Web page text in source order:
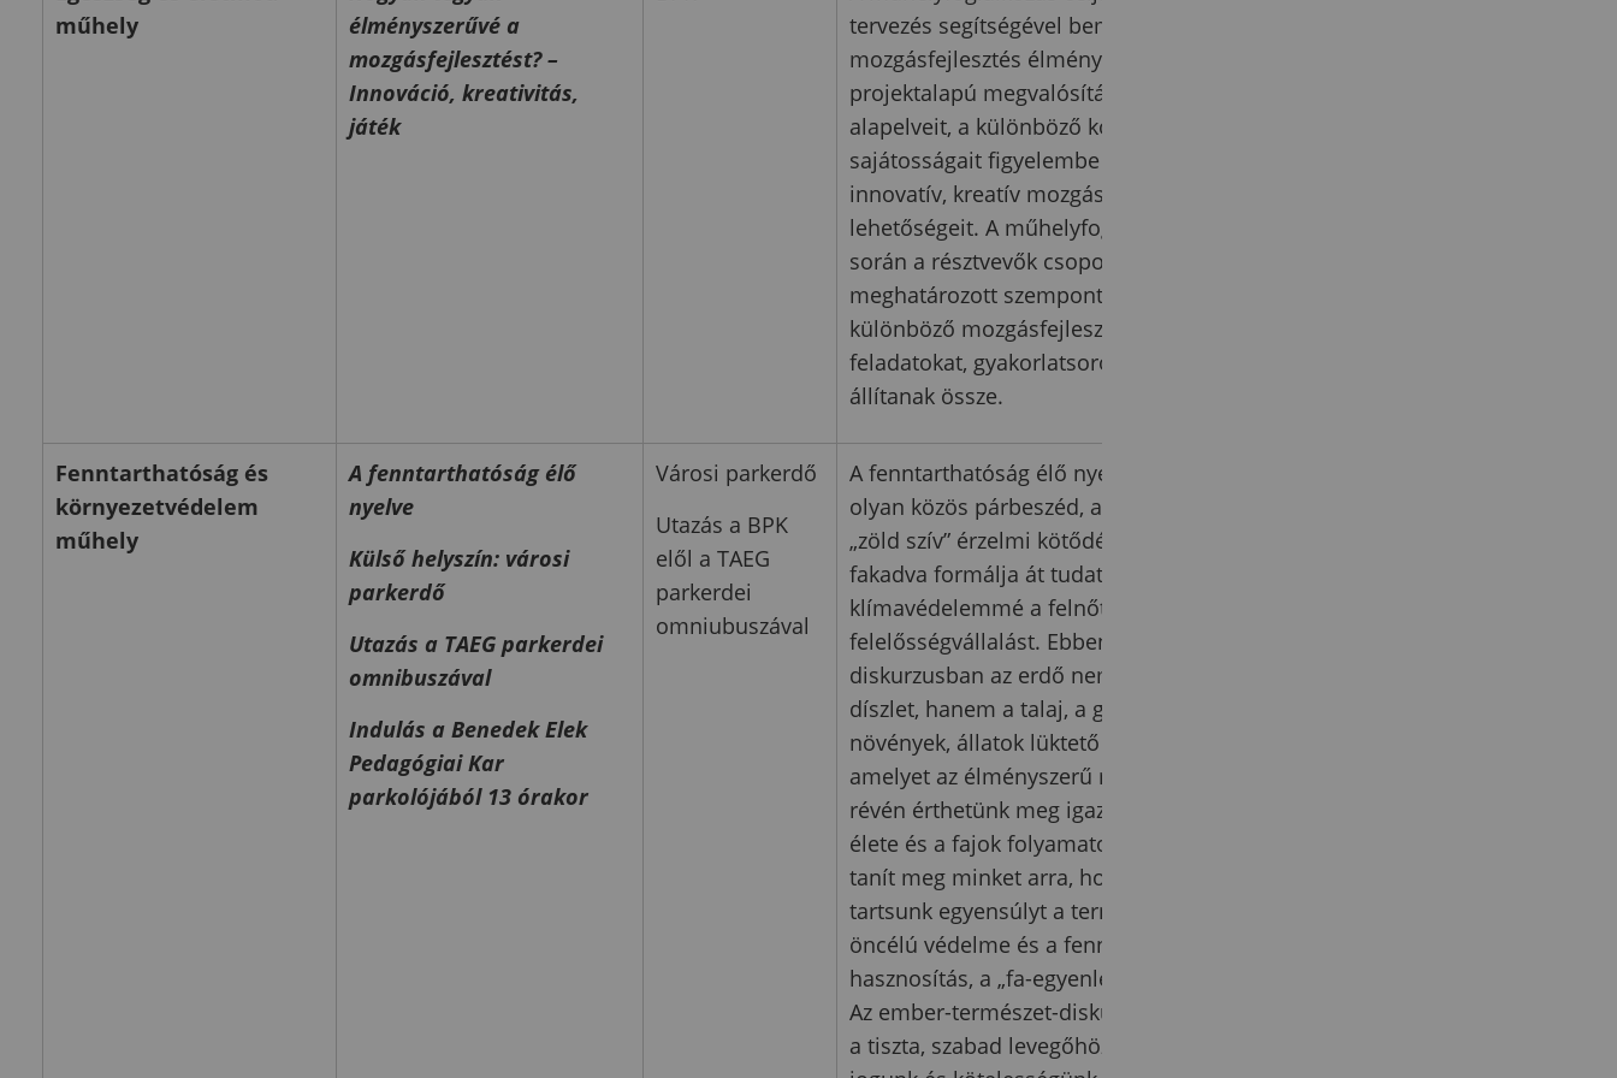
műhely
élményszerűvé a
mozgásfejlesztést? –
Innováció, kreativitás,
játék
tervezés segítségével bemutatni a
mozgásfejlesztés élmény- és
projektalapú megvalósításának
alapelveit, a különböző korosztályok
sajátosságait figyelembe vevő,
innovatív, kreatív mozgáselsajátítás
lehetőségeit. A műhelyfoglalkozás
során a résztvevők csoportokban
meghatározott szempontok alapján
különböző mozgásfejlesztési
feladatokat, gyakorlatsorokat
állítanak össze.
Fenntarthatóság és
környezetvédelem
műhely
A fenntarthatóság élő
nyelve
Külső helyszín: városi
parkerdő
Utazás a TAEG parkerdei
omnibuszával
Indulás a Benedek Elek
Pedagógiai Kar
parkolójából 13 órakor
Városi parkerdő
Utazás a BPK
elől a TAEG
parkerdei
omniubuszával
A fenntarthatóság élő nyelve egy
olyan közös párbeszéd, amely a
„zöld szív” érzelmi kötődéséből
fakadva formálja át tudatos és aktív
klímavédelemmé a felnőttkori
felelősségvállalást. Ebben a
diskurzusban az erdő nem csupán
díszlet, hanem a talaj, a gombák és a
növények, állatok lüktető közössége,
amelyet az élményszerű megismerés
révén érthetünk meg igazán. A fák
élete és a fajok folyamatos változása
tanít meg minket arra, hogyan
tartsunk egyensúlyt a természet
öncélú védelme és a fenntartható
hasznosítás, a „fa-egyenleg” között.
Az ember-természet-diskurzus célja
a tiszta, szabad levegőhöz való